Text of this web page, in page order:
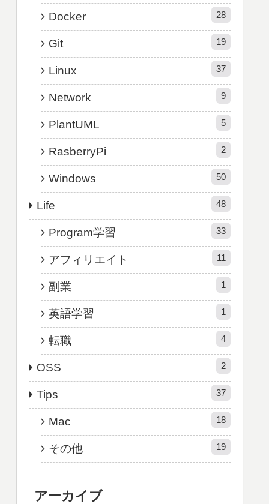
Docker 28
Git 19
Linux 37
Network 9
PlantUML 5
RasberryPi 2
Windows 50
Life 48
Program学習 33
アフィリエイト 11
副業 1
英語学習 1
転職 4
OSS 2
Tips 37
Mac 18
その他 19
アーカイブ